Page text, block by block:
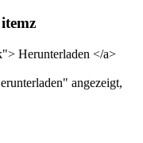
Herunterladen </a>
angezeigt,